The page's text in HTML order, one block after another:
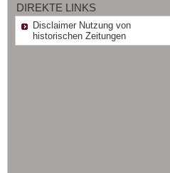
DIREKTE LINKS
Disclaimer Nutzung von
historischen Zeitungen